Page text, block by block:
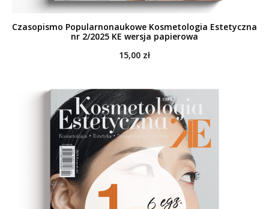
Czasopismo Popularnonaukowe Kosmetologia Estetyczna
nr 2/2025 KE wersja papierowa
15,00 zł